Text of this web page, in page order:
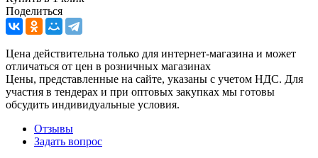
Поделиться
Цена действительна только для интернет-магазина и может
отличаться от цен в розничных магазинах
Цены, представленные на сайте, указаны с учетом НДС. Для
участия в тендерах и при оптовых закупках мы готовы
обсудить индивидуальные условия.
Отзывы
Задать вопрос